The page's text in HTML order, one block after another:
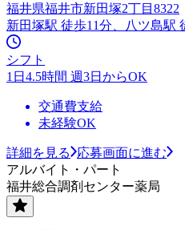
福井県福井市新田塚2丁目8322
新田塚駅 徒歩11分、八ツ島駅
シフト
1日4.5時間 週3日からOK
交通費支給
未経験OK
詳細を見る
応募画面に進む
アルバイト・パート
福井総合調剤センター薬局